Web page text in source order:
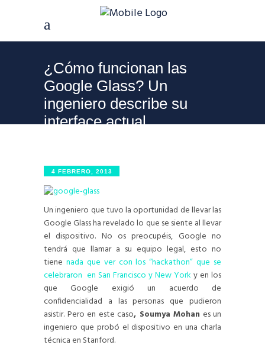
¿Cómo funcionan las
Google Glass? Un
ingeniero describe su
interface actual
4 FEBRERO, 2013
Un ingeniero que tuvo la oportunidad de llevar las
Google Glass ha revelado lo que se siente al llevar
el dispositivo. No os preocupéis, Google no
tendrá que llamar a su equipo legal, esto no
tiene nada que ver con los “hackathon” que se
celebraron en San Francisco y New York y en los
que Google exigió un acuerdo de
confidencialidad a las personas que pudieron
asistir. Pero en este caso, Soumya Mohan es un
ingeniero que probó el dispositivo en una charla
técnica en Stanford.